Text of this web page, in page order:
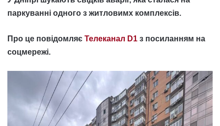
паркуванні одного з житловимх комплексів.
Про це повідомляє Телеканал D1 з посиланням на
соцмережі.